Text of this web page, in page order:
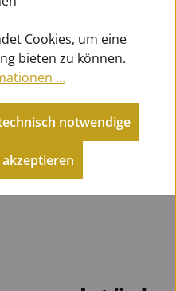
für Posaunen
Cookies, um eine
bieten zu können.
...
notwendige